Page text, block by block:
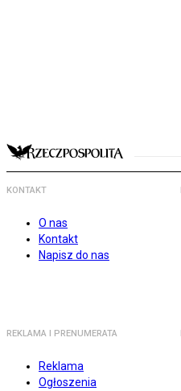
KONTAKT
O nas
Kontakt
Napisz do nas
REKLAMA I PRENUMERATA
Reklama
Ogłoszenia